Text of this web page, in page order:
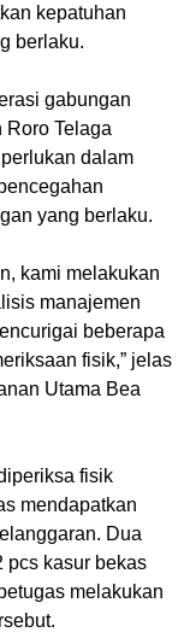
kepatuhan
berlaku.
gabungan
Telaga
dalam
yang berlaku.
kami melakukan
manajemen
beberapa
fisik,” jelas
Utama Bea
fisik
mendapatkan
Dua
pcs kasur bekas
melakukan